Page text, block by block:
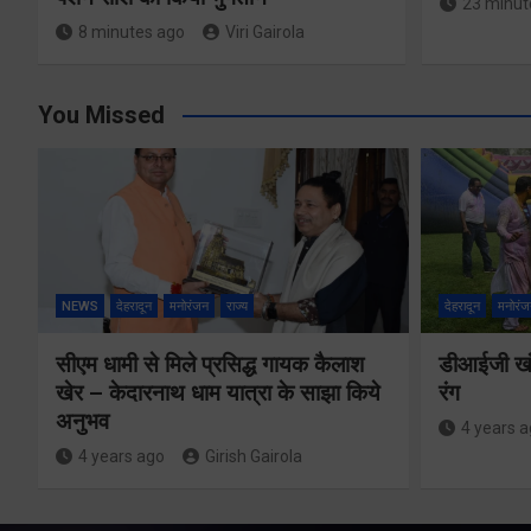
8 minutes ago Viri Gairola
You Missed
NEWS देहरादून मनोरंजन राज्य
सीएम धामी से मिले प्रसिद्ध गायक कैलाश
खेर – केदारनाथ धाम यात्रा के साझा किये
अनुभव
4 years ago Girish Gairola
देहरादून
डीआईजी
रंग
4 years